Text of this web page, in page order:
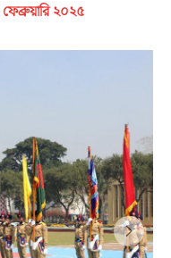
ফেব্রুয়ারি ২০২৫